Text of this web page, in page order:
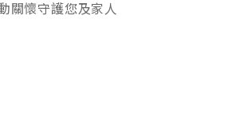
關懷守護您及家人